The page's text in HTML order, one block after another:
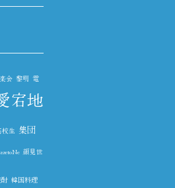
会 黎明 電
宕地
校生 集団
顔見世
酎 韓国料理